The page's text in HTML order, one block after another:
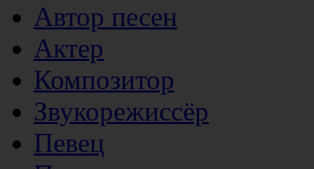
Автор песен
Актер
Композитор
Звукорежиссёр
Певец